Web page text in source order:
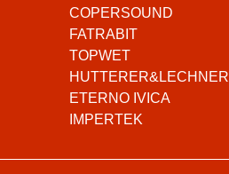
COPERSOUND
FATRABIT
TOPWET
HUTTERER&LECHNER
ETERNO IVICA
IMPERTEK